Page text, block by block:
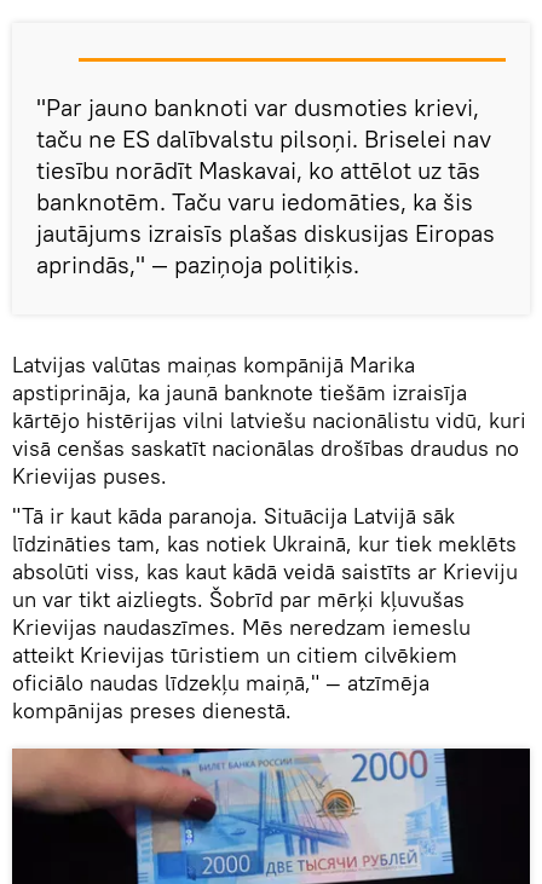
"Par jauno banknoti var dusmoties krievi,
taču ne ES dalībvalstu pilsoņi. Briselei nav
tiesību norādīt Maskavai, ko attēlot uz tās
banknotēm. Taču varu iedomāties, ka šis
jautājums izraisīs plašas diskusijas Eiropas
aprindās," — paziņoja politiķis.
Latvijas valūtas maiņas kompānijā Marika
apstiprināja, ka jaunā banknote tiešām izraisīja
kārtējo histērijas vilni latviešu nacionālistu vidū, kuri
visā cenšas saskatīt nacionālas drošības draudus no
Krievijas puses.
"Tā ir kaut kāda paranoja. Situācija Latvijā sāk
līdzināties tam, kas notiek Ukrainā, kur tiek meklēts
absolūti viss, kas kaut kādā veidā saistīts ar Krieviju
un var tikt aizliegts. Šobrīd par mērķi kļuvušas
Krievijas naudaszīmes. Mēs neredzam iemeslu
atteikt Krievijas tūristiem un citiem cilvēkiem
oficiālo naudas līdzekļu maiņā," — atzīmēja
kompānijas preses dienestā.